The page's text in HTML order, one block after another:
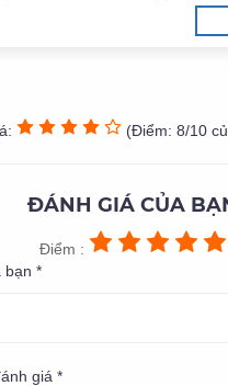
(Điểm: 8/10
ĐÁNH GIÁ CỦA
Điểm :
bạn *
giá *